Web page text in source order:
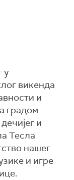
у
викенда
и
градом
и
Тесла
нашег
и игре